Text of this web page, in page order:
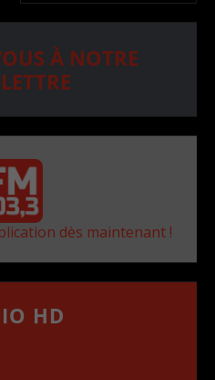
À NOTRE
dès maintenant !
HD